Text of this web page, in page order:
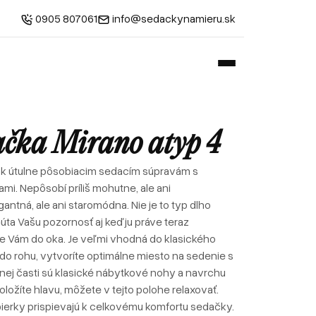
0905 807061 info@sedackynamieru.sk
Mirano atyp 4
útulne pôsobiacim sedacím súpravám s
Nepôsobí príliš mohutne, ale ani
ale ani staromódna. Nie je to typ dlho
Vašu pozornosť aj keď ju práve teraz
Vám do oka. Je veľmi vhodná do klasického
rohu, vytvoríte optimálne miesto na sedenie s
časti sú klasické nábytkové nohy a navrchu
hlavu, môžete v tejto polohe relaxovať.
prispievajú k celkovému komfortu sedačky.